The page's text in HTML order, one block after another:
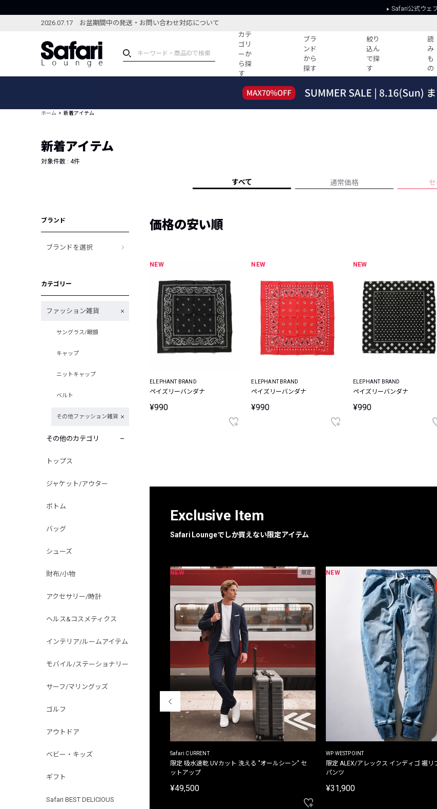
Safari公式ウェ
2026.07.17 お盆期間中の発送・お問い合わせ対応について
カテ
ゴリ
ーか
ら探
す
ブラ
ンド
から
探す
絞り
込ん
で探
す
読
み
も
の
ブランドから探す
新着アイテム
編集部のおすすめアイテム
すべての記事
人気記事ランキング
セールおすすめアイテム
人気アイテム TOP 15
プラ
ホーム 新着アイテム
新着アイテム
対象件数 : 4件
すべて 通常価格
ブランド
ブランドを選択
カテゴリー
ファッション雑貨
サングラス/眼鏡
キャップ
ニットキャップ
ベルト
その他ファッション雑貨
その他のカテゴリ
トップス
ジャケット/アウター
ボトム
バッグ
シューズ
財布/小物
アクセサリー/時計
ヘルス&コスメティクス
インテリア/ルームアイテム
モバイル/ステーショナリー
サーフ/マリングッズ
ゴルフ
アウトドア
ベビー・キッズ
ギフト
Safari BEST DELICIOUS
価格の安い順
NEW
ELEPHANT BRAND
ペイズリーバンダナ
¥990
NEW
ELEPHANT BRAND
ペイズリーバンダナ
¥990
NEW
ELEPHANT BRAND
ペイズリーバンダナ
¥990
Exclusive Item
Safari Loungeでしか買えない限定アイテム
NEW 限定
Safari CURRENT
限定 吸水速乾 UVカット 洗える "オールシーン" セ
ットアップ
¥49,500
NEW
WP WESTPOINT
限定 ALEX/アレックス インディゴ 裾リ
パンツ
¥31,900